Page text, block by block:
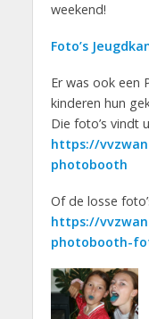
weekend!
Foto’s
Er was ook een
kinderen hun
Die foto’s vindt
https://
photobooth
Of de losse
https://
photobooth-